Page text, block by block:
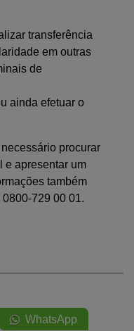
transferência
em outras
de
ainda efetuar o
procurar
e apresentar um
também
729 00 01.
WhatsApp